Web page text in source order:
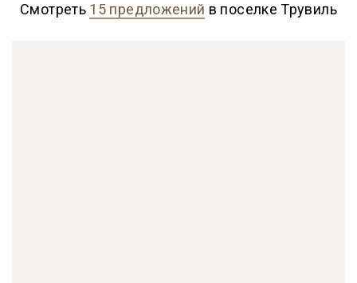
Смотреть 15 предложений в поселке Трувиль